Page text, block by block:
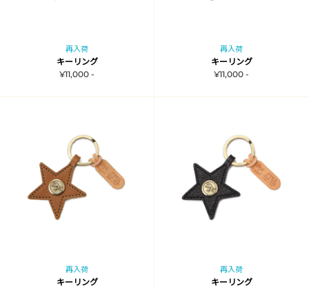
再入荷
キーリング
¥11,000 -
再入荷
キーリング
¥11,000 -
再入荷
キーリング
再入荷
キーリング